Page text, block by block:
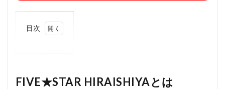
目次
2
FIVE★STAR HIRAISHIYAとは